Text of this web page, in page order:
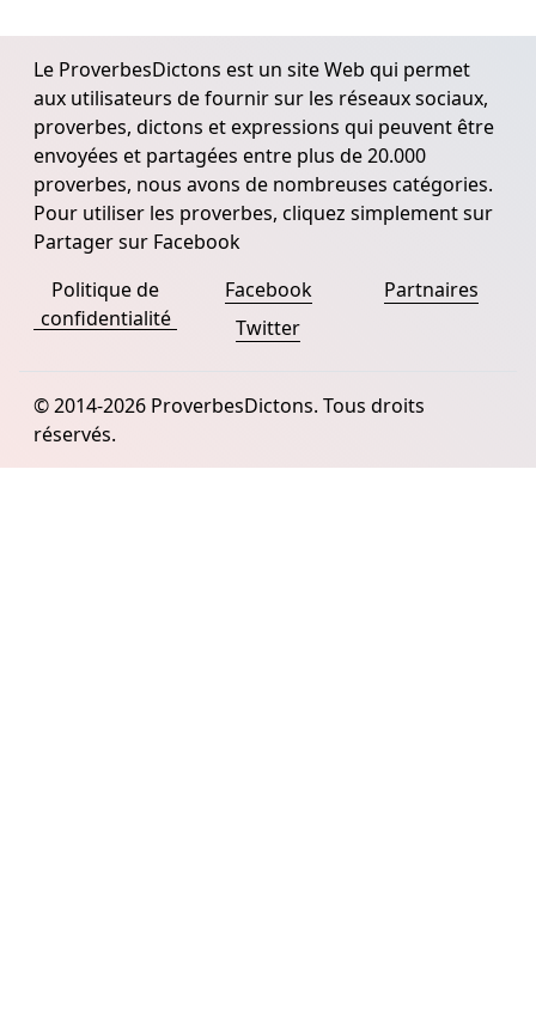
Le ProverbesDictons est un site Web qui permet
aux utilisateurs de fournir sur les réseaux sociaux,
proverbes, dictons et expressions qui peuvent être
envoyées et partagées entre plus de 20.000
proverbes, nous avons de nombreuses catégories.
Pour utiliser les proverbes, cliquez simplement sur
Partager sur Facebook
Politique de
confidentialité
Facebook
Twitter
Partnaires
© 2014-2026 ProverbesDictons. Tous droits
réservés.